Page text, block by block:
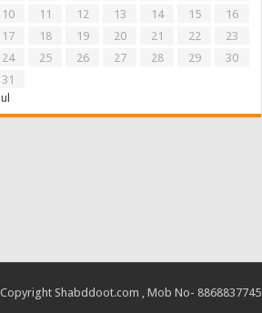
10
11 12 13 14 15
16
17
18 19 20 21 22
23
24
25 26 27 28 29
30
31
Copyright Shabddoot.com , Mob No- 8868837745